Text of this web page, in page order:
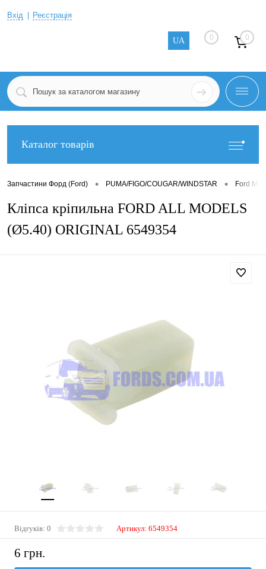
Вхід Реєстрація
UA 0 0
Каталог товарів
Запчастини Форд (Ford) • PUMA/FIGO/COUGAR/WINDSTAR • Ford
Кліпса кріпильна FORD ALL MODELS
(Ø5.40) ORIGINAL 6549354
Відгуків: 0 Артикул: 6549354
6 грн.